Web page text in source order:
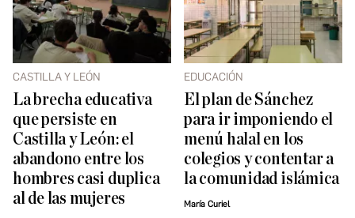
CASTILLA Y LEÓN
La brecha educativa
que persiste en
Castilla y León: el
abandono entre los
hombres casi duplica
al de las mujeres
EDUCACIÓN
El plan de Sánchez
para ir imponiendo el
menú halal en los
colegios y contentar a
la comunidad islámica
María Curiel